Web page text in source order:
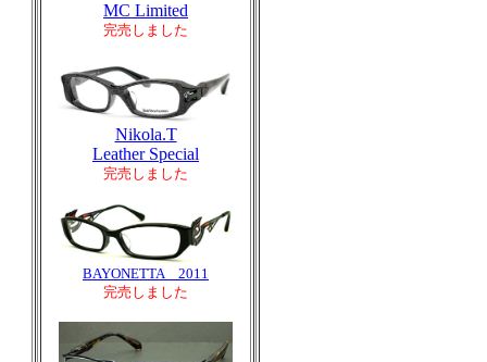
MC Limited
完売しました
Nikola.T
Leather Special
完売しました
BAYONETTA 2011
完売しました